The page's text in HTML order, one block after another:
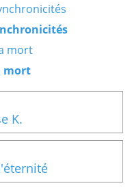
mort
K.